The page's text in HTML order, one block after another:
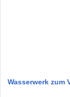
Wasserwerk zum